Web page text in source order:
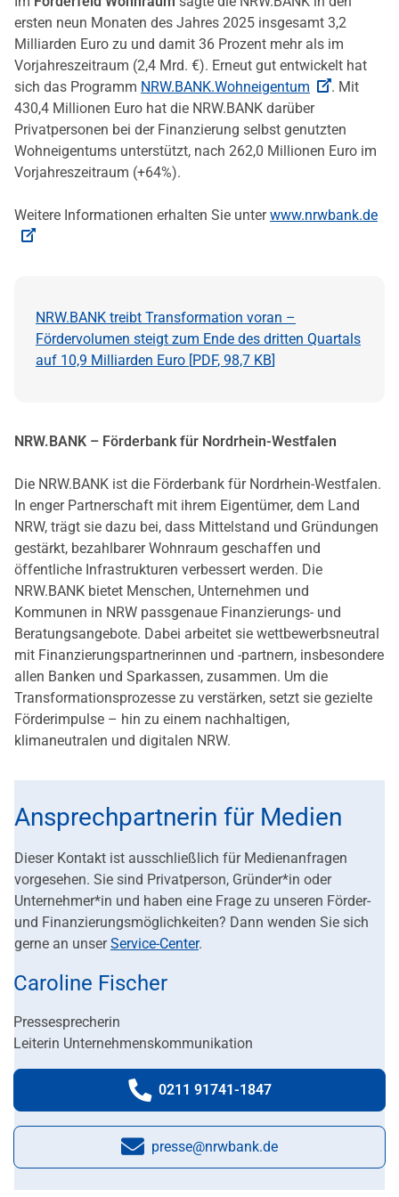
ersten neun Monaten des Jahres 2025 insgesamt 3,2
Milliarden Euro zu und damit 36 Prozent mehr als im
Vorjahreszeitraum (2,4 Mrd. €). Erneut gut entwickelt hat
sich das Programm NRW.BANK.Wohneigentum
. Mit
430,4 Millionen Euro hat die NRW.BANK darüber
Privatpersonen bei der Finanzierung selbst genutzten
Wohneigentums unterstützt, nach 262,0 Millionen Euro im
Vorjahreszeitraum (+64%).
Weitere Informationen erhalten Sie unterwww.nrwbank.de
NRW.BANK treibt Transformation voran –
Fördervolumen steigt zum Ende des dritten Quartals
auf 10,9 Milliarden Euro [PDF, 98,7 KB]
NRW.BANK – Förderbank für Nordrhein-Westfalen
Die NRW.BANK ist die Förderbank für Nordrhein-Westfalen.
In enger Partnerschaft mit ihrem Eigentümer, dem Land
NRW, trägt sie dazu bei, dass Mittelstand und Gründungen
gestärkt, bezahlbarer Wohnraum geschaffen und
öffentliche Infrastrukturen verbessert werden. Die
NRW.BANK bietet Menschen, Unternehmen und
Kommunen in NRW passgenaue Finanzierungs- und
Beratungsangebote. Dabei arbeitet sie wettbewerbsneutral
mit Finanzierungspartnerinnen und -partnern, insbesondere
allen Banken und Sparkassen, zusammen. Um die
Transformationsprozesse zu verstärken, setzt sie gezielte
Förderimpulse – hin zu einem nachhaltigen,
klimaneutralen und digitalen NRW.
Ansprechpartnerin für Medien
Dieser Kontakt ist ausschließlich für Medienanfragen
vorgesehen. Sie sind Privatperson, Gründer*in oder
Unternehmer*in und haben eine Frage zu unseren Förder-
und Finanzierungsmöglichkeiten? Dann wenden Sie sich
gerne an unserService-Center.
Caroline Fischer
Pressesprecherin
Leiterin Unternehmenskommunikation
Telefonnummer:
0211 91741-1847
E-Mail:
presse@nrwbank.de